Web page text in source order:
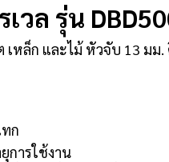
วล รุ่น
เหล็ก และไม้ หัวจับ 13 ม
ก
การใช้งาน